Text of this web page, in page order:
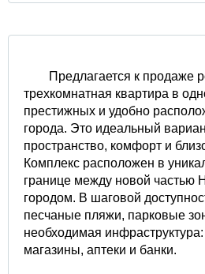
Предлагается к продаже
трехкомнатная квартира в
престижных и удобно
города. Это идеальный
пространство, комфорт и
Комплекс расположен в
границе между новой частью
городом. В шаговой
песчаные пляжи, парковые
необходимая
магазины, аптеки и банки.